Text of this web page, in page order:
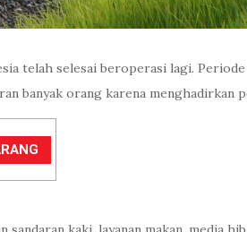
telah selesai beroperasi lagi.
banyak orang karena menghadirkan